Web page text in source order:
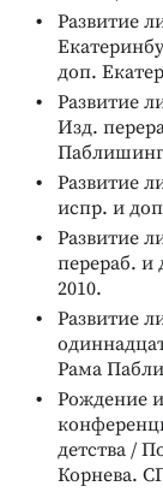
Развитие
доп.
Развитие
Изд.
Развитие
испр. и
Развитие
перераб. и
2010.
Развитие
Рама
Рождение
детства /
Корнева.